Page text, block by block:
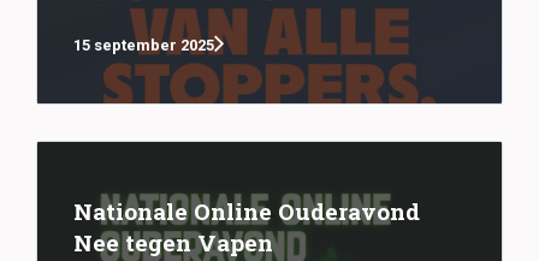
15 september 2025
Nationale Online Ouderavond
Nee tegen Vapen